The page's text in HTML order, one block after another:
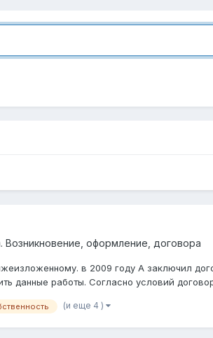
оформление, договора
в 2009 году А заключил
данные работы. Согласно условий
(и еще 4 )